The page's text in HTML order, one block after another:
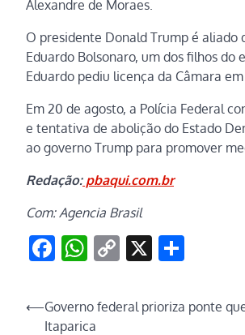
Alexandre de Moraes.
O presidente Donald Trump é
Eduardo Bolsonaro, um dos filhos do
Eduardo pediu licença da Câmara
Em 20 de agosto, a Polícia Federal
e tentativa de abolição do Estado
ao governo Trump para promover
Redação:pbaqui.com.br
Com: Agencia Brasil
Facebook
WhatsApp
Copy
X
Navegação
⟵Governo federal prioriza ponte
Itaparica